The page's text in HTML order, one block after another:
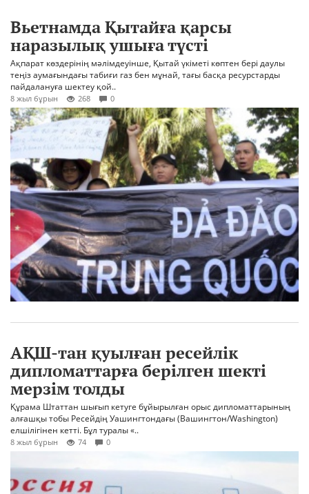
Вьетнамда Қытайға қарсы
наразылық ушыға түсті
Ақпарат көздерінің мәлімдеуінше, Қытай үкіметі көптен бері даулы
теңіз аумағындағы табиғи газ бен мұнай, тағы басқа ресурстарды
пайдалануға шектеу қой..
8 жыл бұрын 268 0
АҚШ-тан қуылған ресейлік
дипломаттарға берілген шекті
мерзім толды
Құрама Штаттан шығып кетуге бұйырылған орыс дипломаттарының
алғашқы тобы Ресейдің Уашингтондағы (Вашингтон/Washington)
елшілігінен кетті. Бұл туралы «..
8 жыл бұрын 74 0